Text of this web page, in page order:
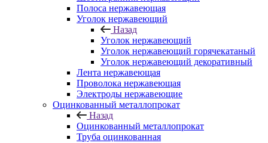
Полоса нержавеющая
Уголок нержавеющий
Назад
Уголок нержавеющий
Уголок нержавеющий горячекатаный
Уголок нержавеющий декоративный
Лента нержавеющая
Проволока нержавеющая
Электроды нержавеющие
Оцинкованный металлопрокат
Назад
Оцинкованный металлопрокат
Труба оцинкованная